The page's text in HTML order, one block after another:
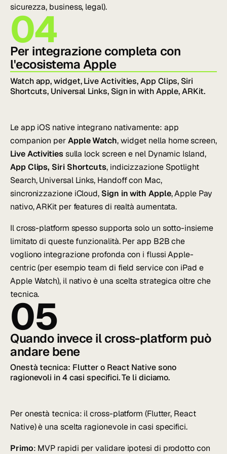
sicurezza, business, legal).
04
Per integrazione completa con
l'ecosistema Apple
Watch app, widget, Live Activities, App Clips, Siri
Shortcuts, Universal Links, Sign in with Apple, ARKit.
Le app iOS native integrano nativamente: app
companion perApple Watch, widget nella home screen,
Live Activitiessulla lock screen e nel Dynamic Island,
App Clips, Siri Shortcuts, indicizzazione Spotlight
Search, Universal Links, Handoff con Mac,
sincronizzazione iCloud, Sign in with Apple, Apple Pay
nativo, ARKit per features di realtà aumentata.
Il cross-platform spesso supporta solo un sotto-insieme
limitato di queste funzionalità. Per app B2B che
vogliono integrazione profonda con i flussi Apple-
centric (per esempio team di field service con iPad e
Apple Watch), il nativo è una scelta strategica oltre che
tecnica.
05
Quando invece il cross-platform può
andare bene
Onestà tecnica: Flutter o React Native sono
ragionevoli in 4 casi specifici. Te li diciamo.
Per onestà tecnica: il cross-platform (Flutter, React
Native) è una scelta ragionevole in casi specifici.
Primo: MVP rapidi per validare ipotesi di prodotto con